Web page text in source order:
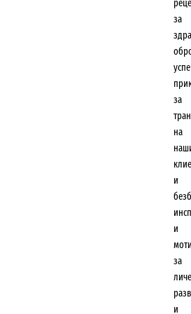
за
за
на
и
и
за
и